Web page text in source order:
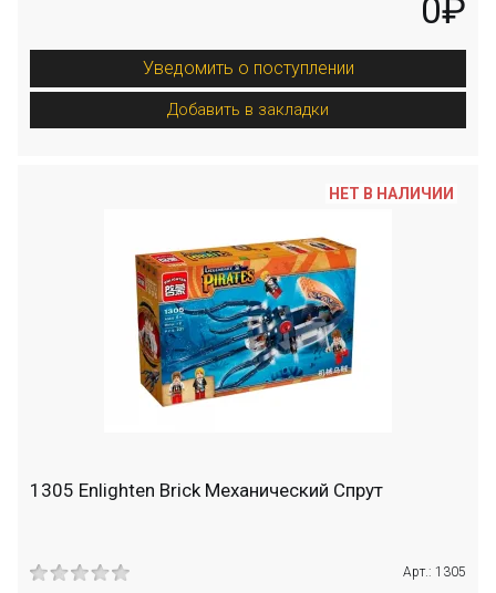
0₽
Уведомить о поступлении
Добавить в закладки
1305 Enlighten Brick Механический Спрут
Арт.: 1305
НЕТ В НАЛИЧИИ